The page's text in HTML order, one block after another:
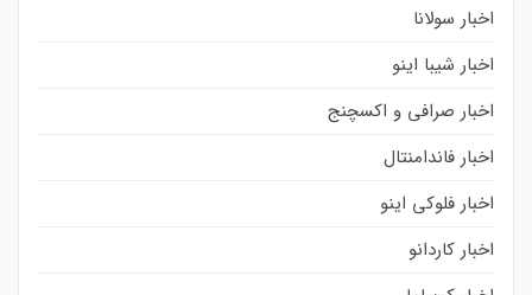
اخبار سولانا
اخبار شیبا اینو
اخبار صرافی و اکسچنج
اخبار فاندامنتال
اخبار فلوکی اینو
اخبار کاردانو